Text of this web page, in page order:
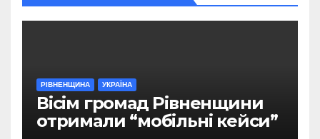
РІВНЕНЩИНА УКРАЇНА
Вісім громад Рівненщини
отримали “мобільні кейси”